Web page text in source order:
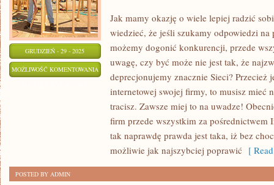
GRUDZIEŃ - 29 - 2025
MOŻLIWOŚĆ KOMENTOWANIA
Jak mamy okazję o wiele lepiej radzić
wiedzieć, że jeśli szukamy odpowiedzi
możemy dogonić konkurencji, przede
uwagę, czy być może nie jest tak, że
deprecjonujemy znacznie Sieci? Przecież
internetowej swojej firmy, to musisz mieć
tracisz. Zawsze miej to na uwadze!
firm przede wszystkim za pośrednictwem
tak naprawdę prawda jest taka, iż bez
możliwie jak najszybciej poprawić [
POSTED BY ADMIN